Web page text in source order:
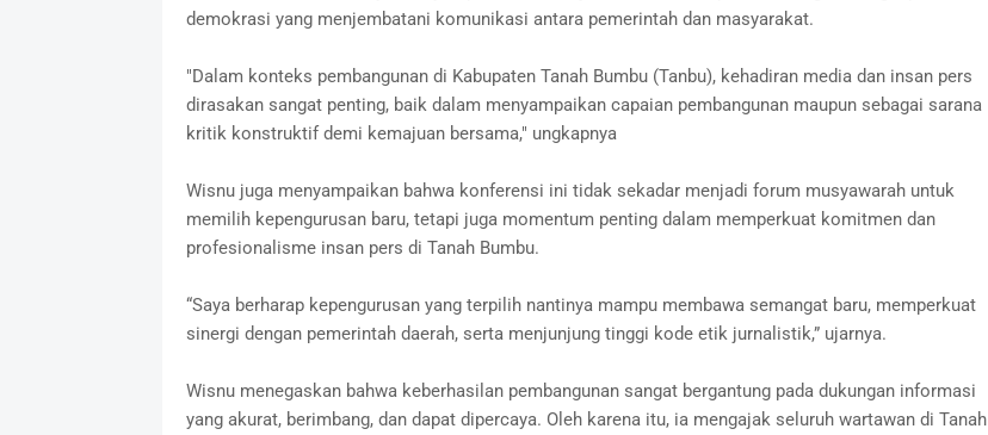
demokrasi yang menjembatani komunikasi antara pemerintah dan masyarakat.
"Dalam konteks pembangunan di Kabupaten Tanah Bumbu (Tanbu), kehadiran media dan insan pers
dirasakan sangat penting, baik dalam menyampaikan capaian pembangunan maupun sebagai sarana
kritik konstruktif demi kemajuan bersama," ungkapnya
Wisnu juga menyampaikan bahwa konferensi ini tidak sekadar menjadi forum musyawarah untuk
memilih kepengurusan baru, tetapi juga momentum penting dalam memperkuat komitmen dan
profesionalisme insan pers di Tanah Bumbu.
“Saya berharap kepengurusan yang terpilih nantinya mampu membawa semangat baru, memperkuat
sinergi dengan pemerintah daerah, serta menjunjung tinggi kode etik jurnalistik,” ujarnya.
Wisnu menegaskan bahwa keberhasilan pembangunan sangat bergantung pada dukungan informasi
yang akurat, berimbang, dan dapat dipercaya. Oleh karena itu, ia mengajak seluruh wartawan di Tanah